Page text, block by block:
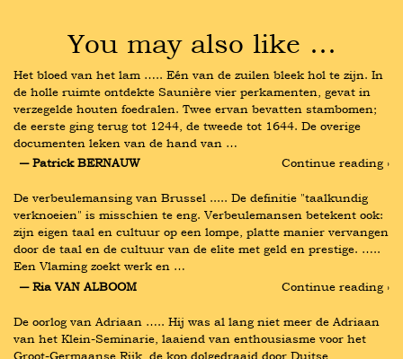
You may also like …
Het bloed van het lam ….. Eén van de zuilen bleek hol te zijn. In
de holle ruimte ontdekte Saunière vier perkamenten, gevat in
verzegelde houten foedralen. Twee ervan bevatten stambomen;
de eerste ging terug tot 1244, de tweede tot 1644. De overige
documenten leken van de hand van …
― Patrick BERNAUW
Continue reading ›
De verbeulemansing van Brussel ..... De definitie "taalkundig
verknoeien" is misschien te eng. Verbeulemansen betekent ook:
zijn eigen taal en cultuur op een lompe, platte manier vervangen
door de taal en de cultuur van de elite met geld en prestige. …..
Een Vlaming zoekt werk en …
― Ria VAN ALBOOM
Continue reading ›
De oorlog van Adriaan ….. Hij was al lang niet meer de Adriaan
van het Klein-Seminarie, laaiend van enthousiasme voor het
Groot-Germaanse Rijk, de kop dolgedraaid door Duitse